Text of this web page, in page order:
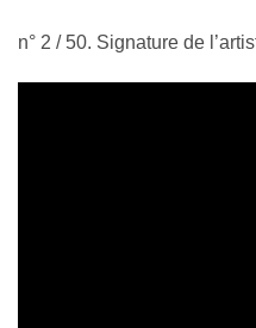
n° 2 / 50. Signature de